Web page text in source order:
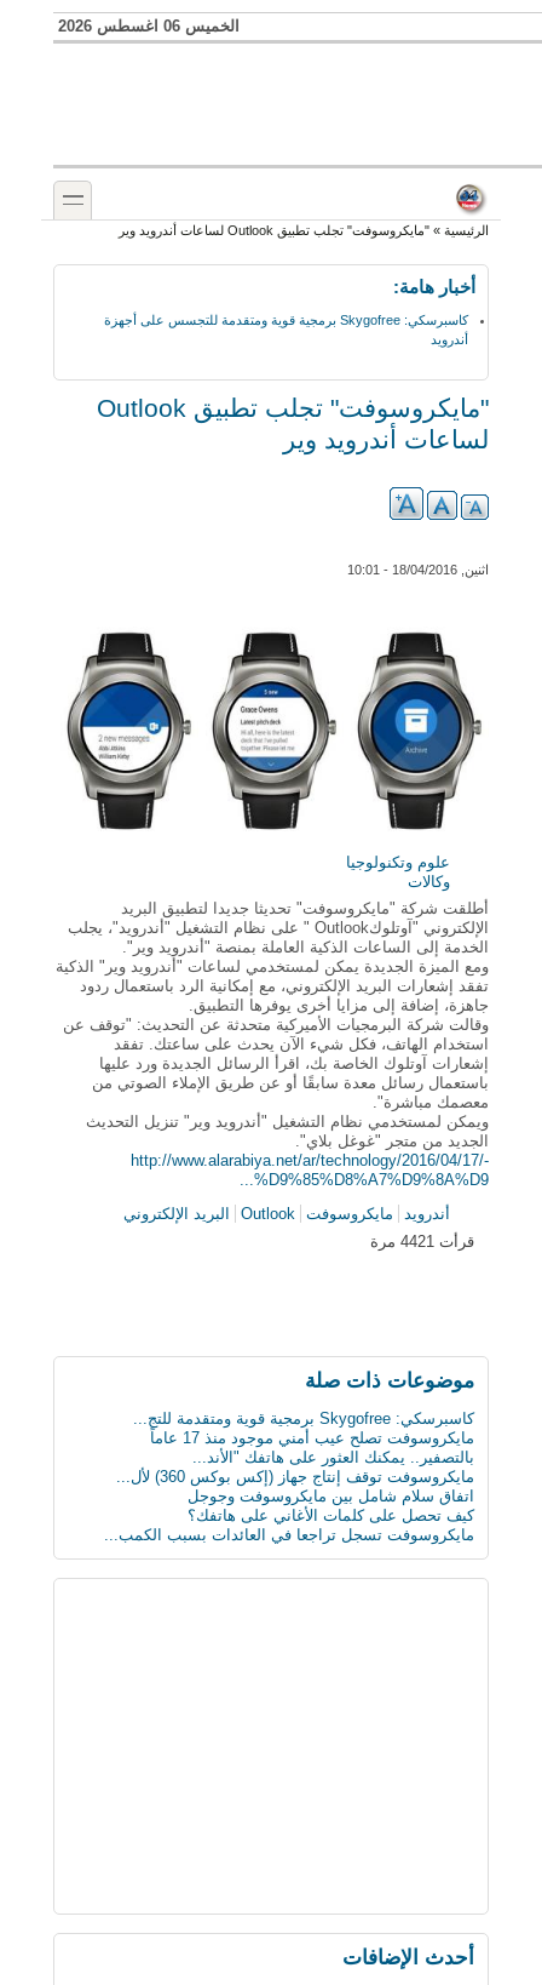
تجاوز إلى المحتوى الرئيسي
Skip to search
الخميس 06 اغسطس 2026
toggle
أنت هنا
الرئيسية» "مايكروسوفت" تجلب تطبيق Outlook لساعات أندرويد وير
أخبار هامة:
كاسبرسكي: Skygofree برمجية قوية ومتقدمة للتجسس على أجهزة
أندرويد
"مايكروسوفت" تجلب تطبيق Outlook
لساعات أندرويد وير
اثنين, 18/04/2016 - 10:01
علوم وتكنولوجيا
وكالات
أطلقت شركة "مايكروسوفت" تحديثا جديدا لتطبيق البريد
الإلكتروني "آوتلوكOutlook " على نظام التشغيل "أندرويد"، يجلب
الخدمة إلى الساعات الذكية العاملة بمنصة "أندرويد وير".
ومع الميزة الجديدة يمكن لمستخدمي لساعات "أندرويد وير" الذكية
تفقد إشعارات البريد الإلكتروني، مع إمكانية الرد باستعمال ردود
جاهزة، إضافة إلى مزايا أخرى يوفرها التطبيق.
وقالت شركة البرمجيات الأميركية متحدثة عن التحديث: "توقف عن
استخدام الهاتف، فكل شيء الآن يحدث على ساعتك. تفقد
إشعارات آوتلوك الخاصة بك، اقرأ الرسائل الجديدة ورد عليها
باستعمال رسائل معدة سابقًا أو عن طريق الإملاء الصوتي من
معصمك مباشرة".
ويمكن لمستخدمي نظام التشغيل "أندرويد وير" تنزيل التحديث
الجديد من متجر "غوغل بلاي".
http://www.alarabiya.net/ar/technology/2016/04/17/-
%D9%85%D8%A7%D9%8A%D9...
أندرويد
مايكروسوفت Outlook
البريد الإلكتروني
قرأت 4421 مرة
موضوعات ذات صلة
كاسبرسكي: Skygofree برمجية قوية ومتقدمة للتج...
مايكروسوفت تصلح عيب أمني موجود منذ 17 عاماً
بالتصفير.. يمكنك العثور على هاتفك "الأند...
مايكروسوفت توقف إنتاج جهاز (إكس بوكس 360) لأل...
اتفاق سلام شامل بين مايكروسوفت وجوجل
كيف تحصل على كلمات الأغاني على هاتفك؟
مايكروسوفت تسجل تراجعا في العائدات بسبب الكمب...
أحدث اﻹضافات